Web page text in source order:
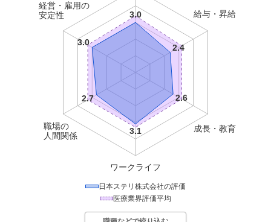
給与・昇給
成長・教育
ワークライフ
職場の
人間関係
経営・雇用の
安定性
日本ステリ株式会社の評価
医療業界評価平均